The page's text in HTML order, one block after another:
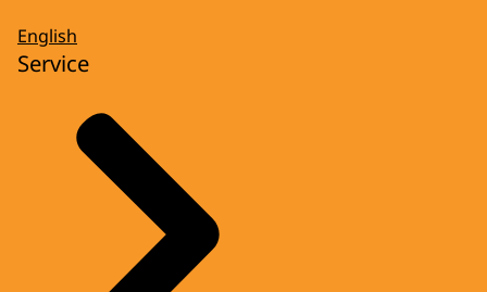
English
Service